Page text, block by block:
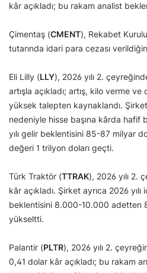
kâr açıkladı; bu rakam analist
Çimentaş (CMENT), Rekabet
tutarında idari para cezası
Eli Lilly (LLY), 2026 yılı 2.
artışla açıkladı; artış, kilo verme
yüksek talepten kaynaklandı.
nedeniyle hisse başına kârda hafif
yılı gelir beklentisini 85-87 milyar
değeri 1 trilyon doları geçti.
Türk Traktör (TTRAK), 2026 yılı 2.
kâr açıkladı. Şirket ayrıca 2026
beklentisini 8.000-10.000 adetten
yükseltti.
Palantir (PLTR), 2026 yılı 2.
0,41 dolar kâr açıkladı; bu rakam